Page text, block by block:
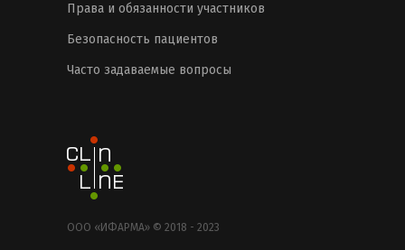
Права и обязанности участников
Безопасность пациентов
Часто задаваемые вопросы
ООО «ИФАРМА» © 2018 - 2023